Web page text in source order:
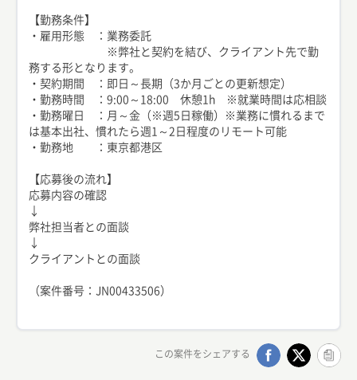
【勤務条件】
・雇用形態 ：業務委託
※弊社と契約を結び、クライアント先で勤
務する形となります。
・契約期間 ：即日～長期（3か月ごとの更新想定）
・勤務時間 ：9:00～18:00 休憩1h ※就業時間は応相談
・勤務曜日 ：月～金（※週5日稼働）※業務に慣れるまで
は基本出社、慣れたら週1～2日程度のリモート可能
・勤務地 ：東京都港区
【応募後の流れ】
応募内容の確認
↓
弊社担当者との面談
↓
クライアントとの面談
（案件番号：JN00433506）
この案件をシェアする